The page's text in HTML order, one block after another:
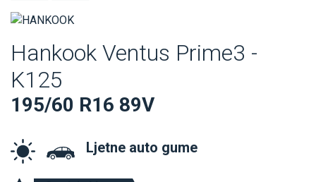
Hankook Ventus Prime3 -
K125
195/60 R16 89V
Ljetne auto gume